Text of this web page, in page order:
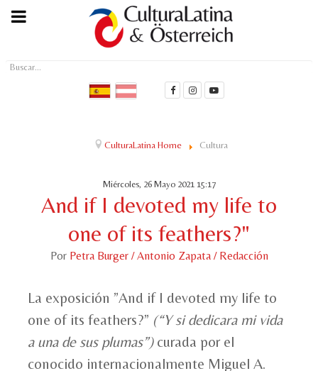
Buscar...
CulturaLatina Home Cultura
Miércoles, 26 Mayo 2021 15:17
And if I devoted my life to
one of its feathers?"
Por Petra Burger / Antonio Zapata / Redacción
La exposición ”And if I devoted my life to
one of its feathers?” (“Y si dedicara mi vida
a una de sus plumas”)curada por el
conocido internacionalmente Miguel A.